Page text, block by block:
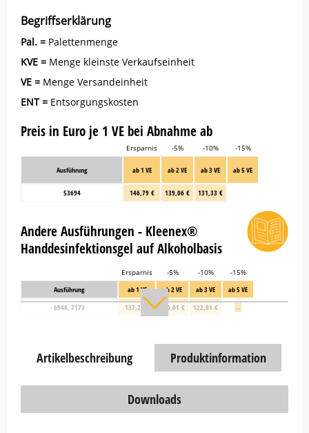
Begriffserklärung
Pal. = Palettenmenge
KVE = Menge kleinste Verkaufseinheit
VE = Menge Versandeinheit
ENT = Entsorgungskosten
Preis in Euro je 1 VE bei Abnahme ab
Ersparnis -5% -10% -15%
Ausführung ab 1 VE ab 2 VE ab 3 VE ab 5 VE
53694 146,79 € 139,06 € 131,33 €
Andere Ausführungen - Kleenex®
Handdesinfektionsgel auf Alkoholbasis
Ersparnis -5% -10%
-15%
Ausführung
ab 1 VE ab 2 VE ab 3 VE
ab 5 VE
6948, 7173
137,27 € 130,01 € 122,81 € →
Artikelbeschreibung Produktinformation
Downloads